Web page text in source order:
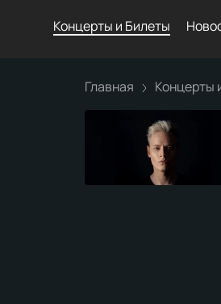
Концерты и Билеты
Главная Концерты